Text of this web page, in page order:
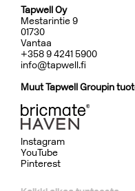
Tapwell Oy
Mestarintie 9
01730
Vantaa
+358 9 4241 5900
info@tapwell.fi
Muut Tapwell Groupin
Instagram
YouTube
Pinterest